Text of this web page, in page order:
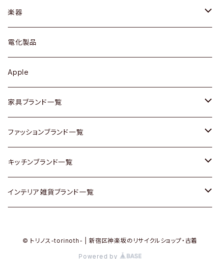
シェルフ
キュリオケース / 飾り棚
カップボード / 食器棚
チェスト
その他家具
Vintageヴィンテージ / Antiqueアンティーク
Designers / デザイナーズ
トップス
ワンピース
ボトムス
靴
スカーフ
腕時計
Vintage / ヴィンテージ
カトラリー
ケトル / ティーポット
鍋 / フライパン
Vintage / ヴィンテージ
銀製品
和物 / 作家物
その他キッチン雑貨
dahon
楽器
ギター
ベース
その他楽器
電化製品
Apple
家具ブランド一覧
ACME Furniture / アクメ ファニチャー
ACTUS / アクタス
arflex / アルフレックス
ファッションブランド一覧
agnes b / アニエス ベー
BALLY / バリー
キッチンブランド一覧
ARABIA / アラビア
インテリア雑貨ブランド一覧
© トリノス-torinoth- | 新宿区神楽坂のリサイクルショップ・古着
Powered by